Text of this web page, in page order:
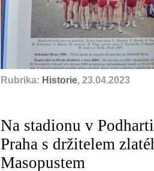
Rubrika: Historie, 23.04.2023
Na stadionu v
Praha s držitelem
Masopustem